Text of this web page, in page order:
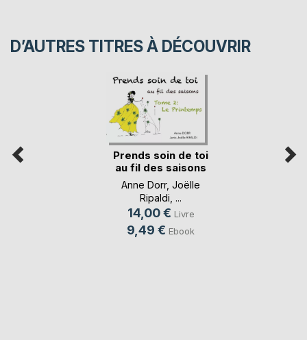
D’AUTRES TITRES À DÉCOUVRIR
Prends soin de toi
au fil des saisons
Anne Dorr, Joëlle
Ripaldi , ...
14,00 € Livre
9,49 € Ebook